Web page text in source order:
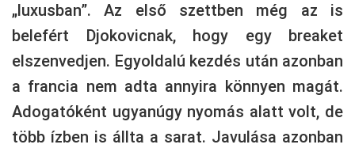
„luxusban”. Az első szettben még az is
belefért Djokovicnak, hogy egy breaket
elszenvedjen. Egyoldalú kezdés után azonban
a francia nem adta annyira könnyen magát.
Adogatóként ugyanúgy nyomás alatt volt, de
több ízben is állta a sarat. Javulása azonban